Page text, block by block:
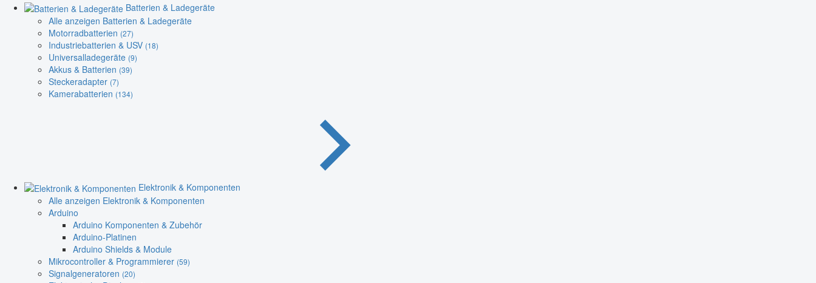
Batterien & Ladegeräte
Alle anzeigen Batterien & Ladegeräte
Motorradbatterien (27)
Industriebatterien & USV (18)
Universalladegeräte (9)
Akkus & Batterien (39)
Steckeradapter (7)
Kamerabatterien (134)
Elektronik & Komponenten
Alle anzeigen Elektronik & Komponenten
Arduino
Arduino Komponenten & Zubehör
Arduino-Platinen
Arduino Shields & Module
Mikrocontroller & Programmierer (59)
Signalgeneratoren (20)